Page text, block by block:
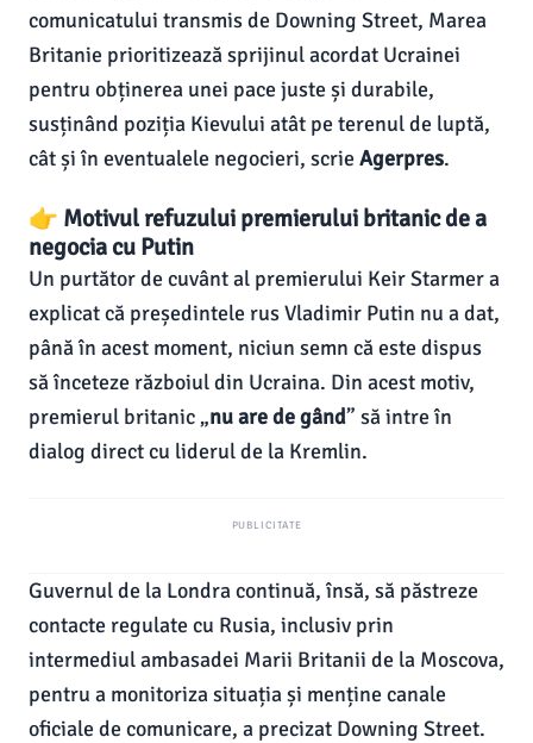
comunicatului transmis de Downing Street, Marea
Britanie prioritizează sprijinul acordat Ucrainei
pentru obținerea unei pace juste și durabile,
susținând poziția Kievului atât pe terenul de luptă,
cât și în eventualele negocieri, scrie Agerpres.
👉 Motivul refuzului premierului britanic de a
negocia cu Putin
Un purtător de cuvânt al premierului Keir Starmer a
explicat că președintele rus Vladimir Putin nu a dat,
până în acest moment, niciun semn că este dispus
să înceteze războiul din Ucraina. Din acest motiv,
premierul britanic „nu are de gând” să intre în
dialog direct cu liderul de la Kremlin.
PUBLICITATE
Guvernul de la Londra continuă, însă, să păstreze
contacte regulate cu Rusia, inclusiv prin
intermediul ambasadei Marii Britanii de la Moscova,
pentru a monitoriza situația și menține canale
oficiale de comunicare, a precizat Downing Street.